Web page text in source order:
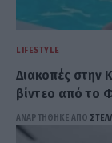
LIFESTYLE
Διακοπές στην
βίντεο από το
ΑΝΑΡΤΗΘΗΚΕ ΑΠΟ